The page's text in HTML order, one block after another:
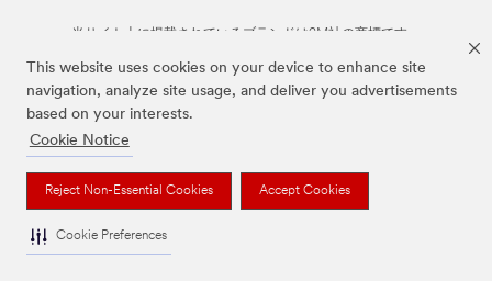
This website uses cookies on your device to enhance site
navigation, analyze site usage, and deliver you advertisements
based on your interests.
Cookie Notice
Reject Non-Essential Cookies Accept Cookies
Cookie Preferences
当サイト上に掲載されているブランドは3M社の商標です。